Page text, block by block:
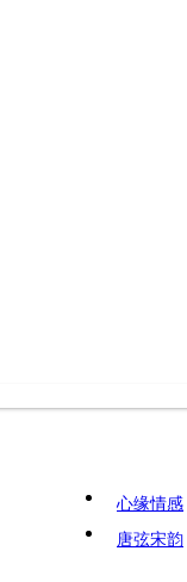
心缘情感
唐弦宋韵